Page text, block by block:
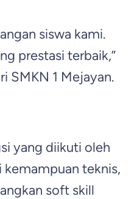
siswa kami.
prestasi terbaik,”
SMKN 1 Mejayan.
yang diikuti oleh
kemampuan teknis,
soft skill